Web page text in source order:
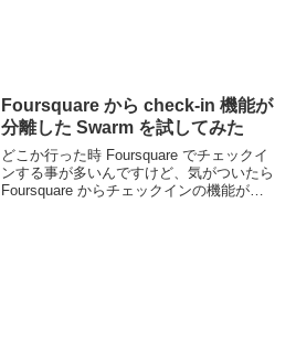
Foursquare から check-in 機能が
分離した Swarm を試してみた
どこか行った時 Foursquare でチェックイ
ンする事が多いんですけど、気がついたら
Foursquare からチェックインの機能が無